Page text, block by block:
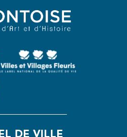
DE VILLE